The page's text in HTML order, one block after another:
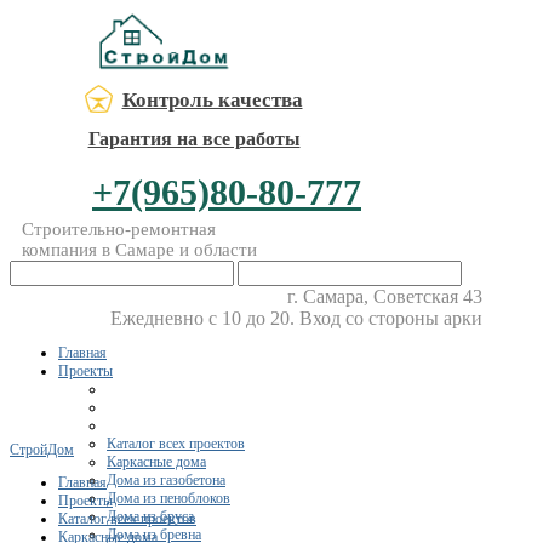
Контроль качества
Гарантия на все работы
+7(965)80-80-777
Строительно-ремонтная
компания в Самаре и области
г. Самара, Советская 43
Ежедневно с 10 до 20. Вход со стороны арки
Главная
Проекты
Каталог всех проектов
Каркасные дома
Дома из газобетона
Дома из пеноблоков
Дома из бруса
Дома из бревна
СтройДом
Главная
Проекты
Каталог всех проектов
Каркасные дома